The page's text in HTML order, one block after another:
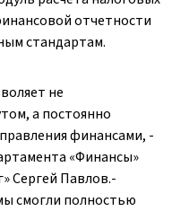
отчетности
стандартам.
не
а постоянно
финансами, -
«Финансы»
Сергей Павлов.-
смогли полностью